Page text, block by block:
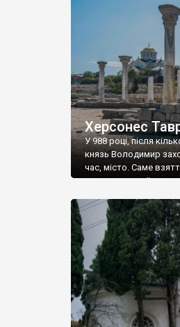
візантійської доби.
культурної
Офіційно – на
влада в Україні
Херсонес
У 988 році, після
князь Володимир
час, місто. Саме
диктувати свої умови
Херсонесі
християнином. А
Херсонесу